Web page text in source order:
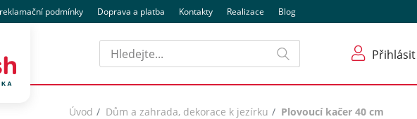
podmínky Doprava a platba Kontakty Realizace Blog
Hledat
Přihlásit
Úvod Dům a zahrada, dekorace k jezírku Plovoucí kačer 40 cm